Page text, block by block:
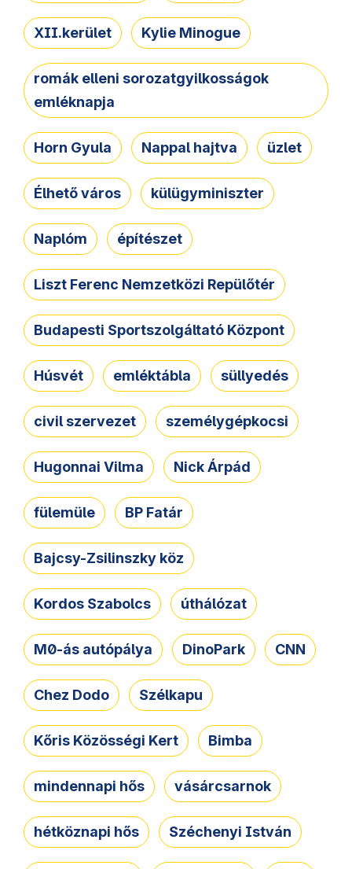
XII.kerület Kylie Minogue
romák elleni sorozatgyilkosságok
emléknapja
Horn Gyula Nappal hajtva üzlet
Élhető város külügyminiszter
Naplóm építészet
Liszt Ferenc Nemzetközi Repülőtér
Budapesti Sportszolgáltató Központ
Húsvét emléktábla süllyedés
civil szervezet személygépkocsi
Hugonnai Vilma Nick Árpád
fülemüle BP Fatár
Bajcsy-Zsilinszky köz
Kordos Szabolcs úthálózat
M0-ás autópálya DinoPark CNN
Chez Dodo Szélkapu
Kőris Közösségi Kert Bimba
mindennapi hős vásárcsarnok
hétköznapi hős Széchenyi István